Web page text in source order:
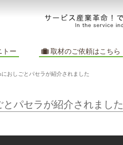
トー 取材のご依頼はこちら
におしごとパセラが紹介されました
とパセラが紹介されました